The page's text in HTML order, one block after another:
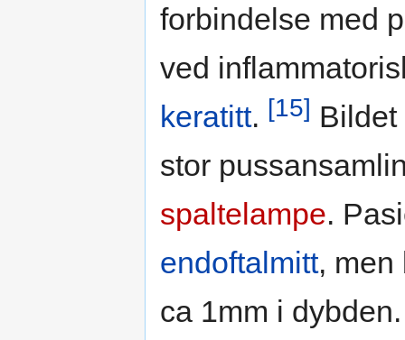
forbindelse med
ved
keratitt. [15]
stor
spaltelampe.
endoftalmitt, men
ca 1mm i